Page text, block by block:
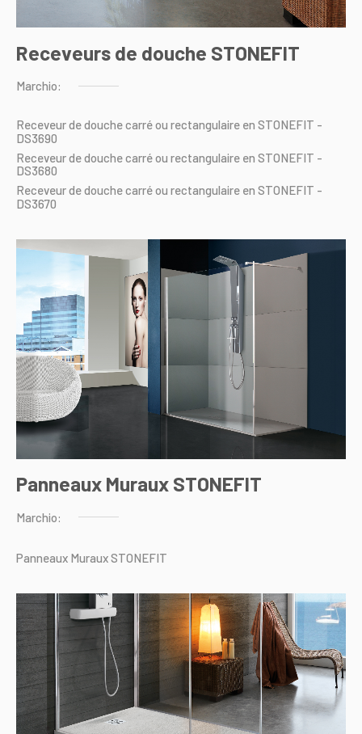
Receveurs de douche STONEFIT
Marchio:
Receveurdedouchecarréou rectangulaire en STONEFIT -
DS3690
Receveurdedouchecarréou rectangulaire en STONEFIT -
DS3680
Receveurdedouchecarréou rectangulaire en STONEFIT -
DS3670
Panneaux Muraux STONEFIT
Marchio:
Panneaux MurauxSTONEFIT